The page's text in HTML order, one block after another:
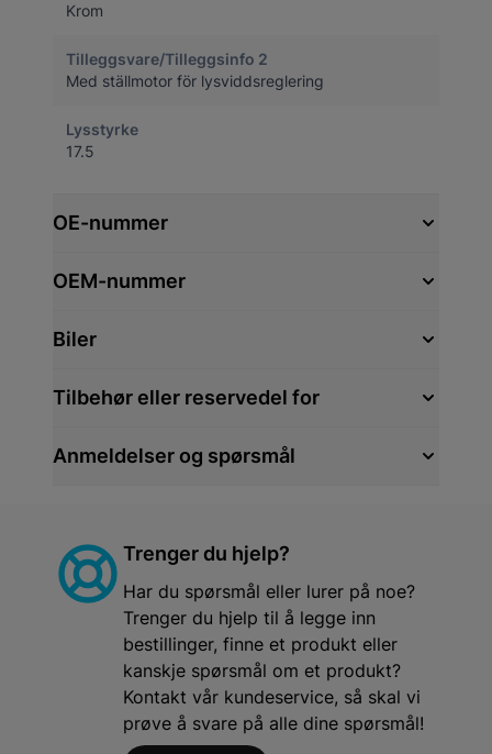
Krom
Tilleggsvare/Tilleggsinfo 2
Med ställmotor för lysviddsreglering
Lysstyrke
17.5
OE-nummer
OEM-nummer
Biler
Tilbehør eller reservedel for
Anmeldelser og spørsmål
Trenger du hjelp?
Har du spørsmål eller lurer på noe?
Trenger du hjelp til å legge inn
bestillinger, finne et produkt eller
kanskje spørsmål om et produkt?
Kontakt vår kundeservice, så skal vi
prøve å svare på alle dine spørsmål!